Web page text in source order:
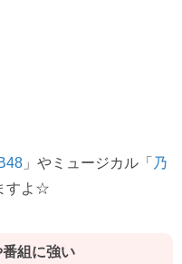
」やミュージカル「 乃
すよ☆
組に強い